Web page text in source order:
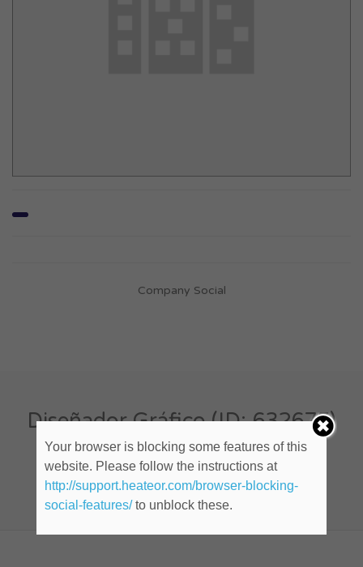
Company Social
Diseñador Gráfico (ID: 632675)
Cualquier lugar
Publicado hace 10 años
Your browser is blocking some features of this
website. Please follow the instructions at
http://support.heateor.com/browser-blocking-
social-features/to unblock these.